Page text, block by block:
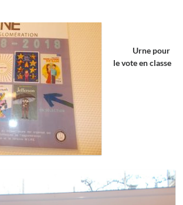
prévues 2025-2026
Urne pour
le vote en classe